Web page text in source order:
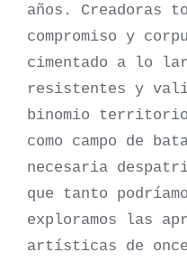
años. Creadoras
compromiso y
cimentado a lo
resistentes y
binomio
como campo de
necesaria
que tanto
exploramos las
artísticas de